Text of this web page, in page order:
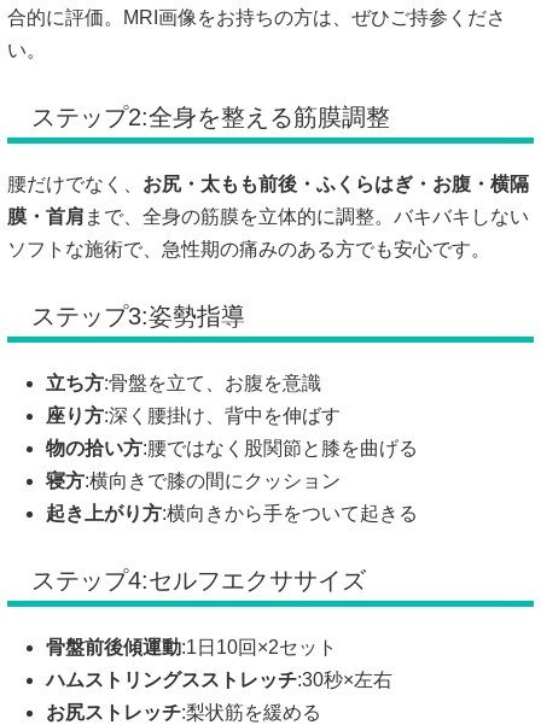
合的に評価。MRI画像をお持ちの方は、ぜひご持参くださ
い。
ステップ2:全身を整える筋膜調整
腰だけでなく、 お尻・太もも前後・ふくらはぎ・お腹・横隔
膜・首肩 まで、全身の筋膜を立体的に調整。バキバキしない
ソフトな施術で、急性期の痛みのある方でも安心です。
ステップ3:姿勢指導
立ち方:骨盤を立て、お腹を意識
座り方:深く腰掛け、背中を伸ばす
物の拾い方:腰ではなく股関節と膝を曲げる
寝方:横向きで膝の間にクッション
起き上がり方:横向きから手をついて起きる
ステップ4:セルフエクササイズ
骨盤前後傾運動:1日10回×2セット
ハムストリングスストレッチ:30秒×左右
お尻ストレッチ:梨状筋を緩める